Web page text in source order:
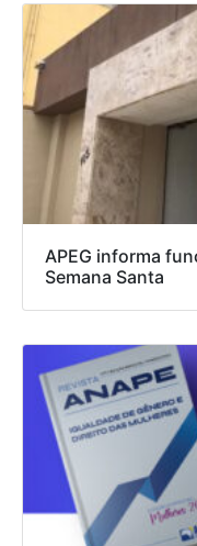
APEG informa
Semana Santa